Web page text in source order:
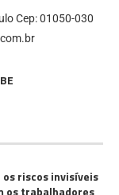
Cep: 01050-030
os riscos invisíveis